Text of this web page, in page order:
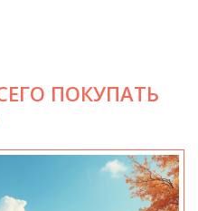
путешествий
до мест, которые
последних изменениях
ПОКУПАТЬ